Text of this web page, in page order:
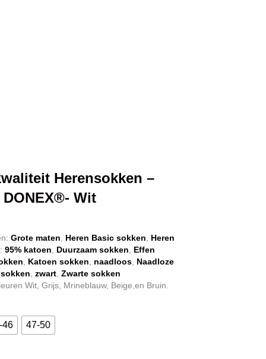
Herensokken –
Wit
17,95.
Grote maten Heren Basic sokken
Heren
95% katoen Duurzaam sokken
Effen
Katoen sokken naadloos, Naadloze
zwart, Zwarte sokken
Wit, Grijs, Mrineblauw, Beige,en Bruin.
46 47-50